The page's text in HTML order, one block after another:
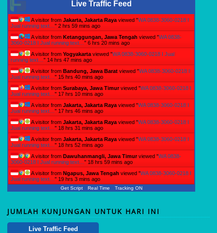
Live Traffic Feed
A visitor from Jakarta, Jakarta Raya viewed "WA 0838-3060-0218 I
Jual running text… " 2 hrs 59 mins ago
A visitor from Ketanggungan, Jawa Tengah viewed "WA 0838-
3060-0218 I Jual running text… " 6 hrs 20 mins ago
A visitor from Yogyakarta viewed "WA 0838-3060-0218 I Jual
running text… " 14 hrs 47 mins ago
A visitor from Bandung, Jawa Barat viewed "WA 0838-3060-0218 I
Jual running text… " 15 hrs 40 mins ago
A visitor from Surabaya, Jawa Timurviewed "WA 0838-3060-0218 I
Jual running text… " 17 hrs 10 mins ago
A visitor from Jakarta, Jakarta Raya viewed "WA 0838-3060-0218 I
Jual running text… " 17 hrs 46 mins ago
A visitor from Jakarta, Jakarta Raya viewed "WA 0838-3060-0218 I
Jual running text… " 18 hrs 32 mins ago
A visitor from Jakarta, Jakarta Raya viewed "WA 0838-3060-0218 I
Jual running text… " 18 hrs 52 mins ago
A visitor from Dawuhanmangli, Jawa Timurviewed "WA 0838-
3060-0218 I Jual running text… " 18 hrs 59 mins ago
A visitor from Ngapus, Jawa Tengah viewed "WA 0838-3060-0218 I
Jual running text… " 19 hrs 3 mins ago
Get Script Real Time Tracking ON
JUMLAH KUNJUNGAN UNTUK HARI INI
Live Traffic Feed